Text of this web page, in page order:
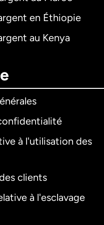
en Éthiopie
au Kenya
à l'utilisation des
clients
à l'esclavage